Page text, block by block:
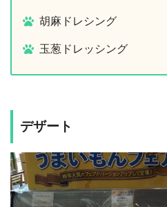
胡麻ドレシング
玉葱ドレッシング
デザート